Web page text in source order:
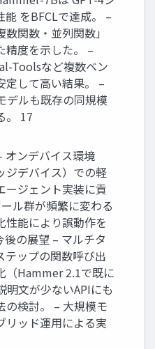
能 をBFCLで達成。 –
関数・並列関数」
精度を示した。 –
Toolsなど複数ベン
定して高い結果。 –
デルも既存の同規模
。 17
オンデバイス環境
ジデバイス）での軽
ージェント実装に貢
ル群が頻繁に変わる
性能により誤動作を
後の展望 – マルチタ
テップの関数呼び出
（Hammer 2.1で既に
明文が少ないAPIにも
の検討。 – 大規模モ
リッド運用による実